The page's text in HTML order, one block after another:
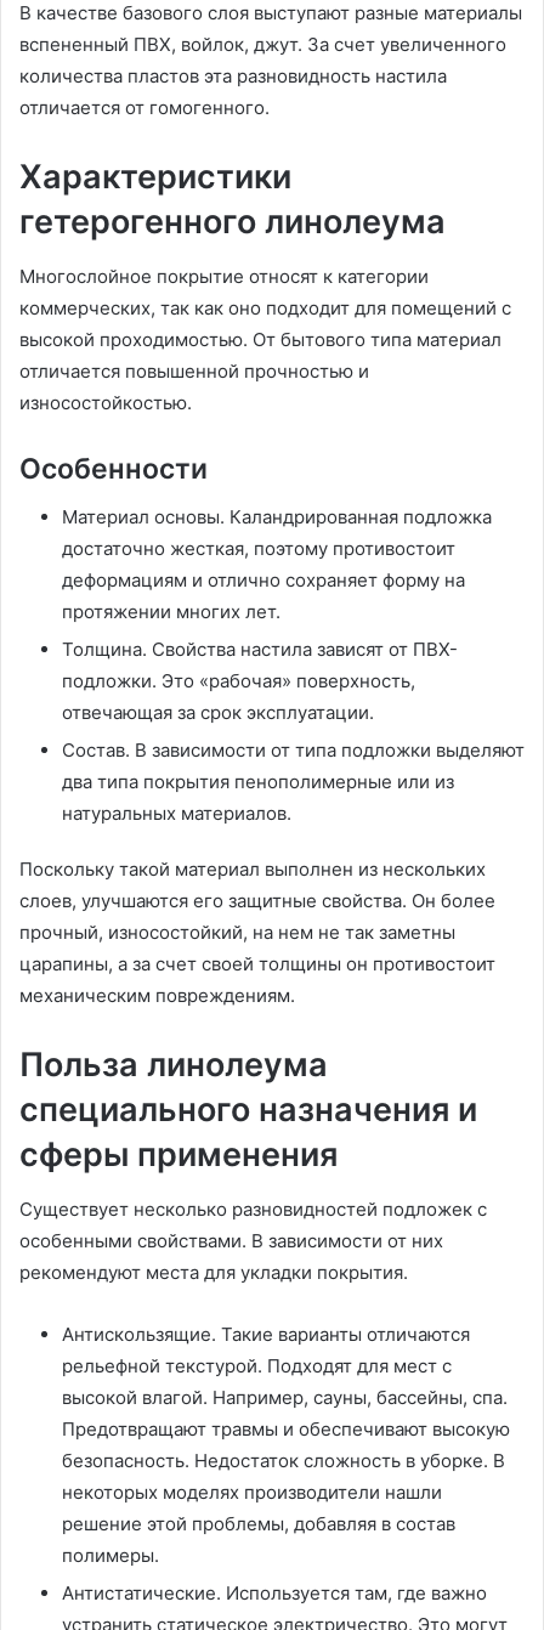
В качестве базового слоя выступают разные материалы
вспененный ПВХ, войлок, джут. За счет увеличенного
количества пластов эта разновидность настила
отличается от гомогенного.
Характеристики
гетерогенного линолеума
Многослойное покрытие относят к категории
коммерческих, так как оно подходит для помещений с
высокой проходимостью. От бытового типа материал
отличается повышенной прочностью и
износостойкостью.
Особенности
Материал основы. Каландрированная подложка
достаточно жесткая, поэтому противостоит
деформациям и отлично сохраняет форму на
протяжении многих лет.
Толщина. Свойства настила зависят от ПВХ-
подложки. Это «рабочая» поверхность,
отвечающая за срок эксплуатации.
Состав. В зависимости от типа подложки выделяют
два типа покрытия пенополимерные или из
натуральных материалов.
Поскольку такой материал выполнен из нескольких
слоев, улучшаются его защитные свойства. Он более
прочный, износостойкий, на нем не так заметны
царапины, а за счет своей толщины он противостоит
механическим повреждениям.
Польза линолеума
специального назначения и
сферы применения
Существует несколько разновидностей подложек с
особенными свойствами. В зависимости от них
рекомендуют места для укладки покрытия.
Антискользящие. Такие варианты отличаются
рельефной текстурой. Подходят для мест с
высокой влагой. Например, сауны, бассейны, спа.
Предотвращают травмы и обеспечивают высокую
безопасность. Недостаток сложность в уборке. В
некоторых моделях производители нашли
решение этой проблемы, добавляя в состав
полимеры.
Антистатические. Используется там, где важно
устранить статическое электричество. Это могут